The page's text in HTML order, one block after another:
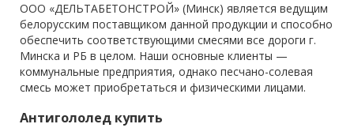
ООО «ДЕЛЬТАБЕТОНСТРОЙ» (Минск) является ведущим
белорусским поставщиком данной продукции и способно
обеспечить соответствующими смесями все дороги г.
Минска и РБ в целом. Наши основные клиенты —
коммунальные предприятия, однако песчано-солевая
смесь может приобретаться и физическими лицами.
Антигололед купить